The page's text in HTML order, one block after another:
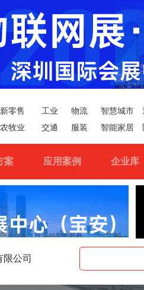
新零售 工业 物流 智慧城市
农牧业
交通 服装 智能家居
案 应用案例 企业库
公司